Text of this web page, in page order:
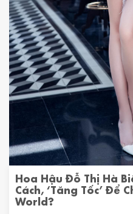
Hoa Hậu Đỗ Thị Hà
Cách, ‘tăng Tốc’ Để
World?